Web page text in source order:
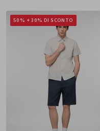
50% + 30% DI SCONTO